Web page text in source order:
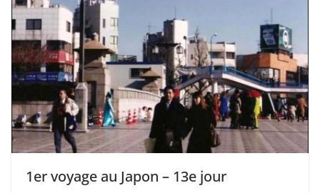
1er voyage au Japon – 13e jour